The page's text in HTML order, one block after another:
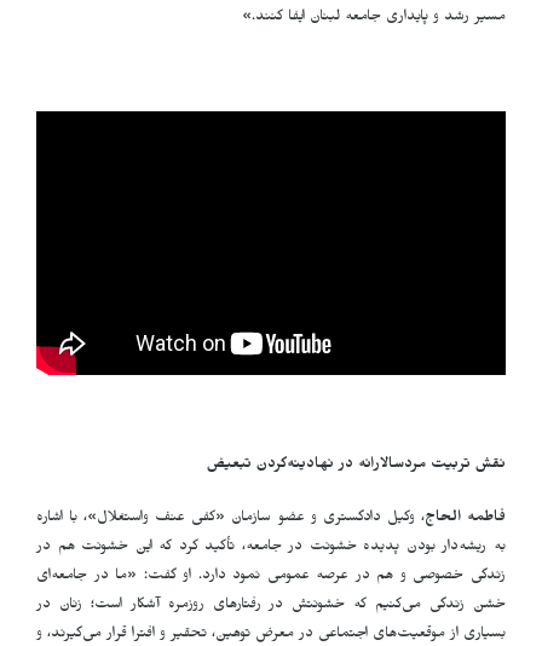
مسیر رشد و پایداری جامعه لبنان ایفا کنند.»
نقش تربیت مردسالارانه در نهادینه‌کردن تبعیض
فاطمه الحاج، وکیل دادگستری و عضو سازمان «کفى عنف واستغلال»، با اشاره
به ریشه‌دار بودن پدیده خشونت در جامعه، تأکید کرد که این خشونت هم در
زندگی خصوصی و هم در عرصه عمومی نمود دارد. او گفت: «ما در جامعه‌ای
خشن زندگی می‌کنیم که خشونتش در رفتارهای روزمره آشکار است؛ زنان در
بسیاری از موقعیت‌های اجتماعی در معرض توهین، تحقیر و افترا قرار می‌گیرند، و